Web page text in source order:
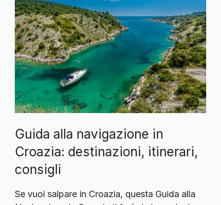
Guida alla navigazione in
Croazia: destinazioni, itinerari,
consigli
Se vuoi salpare in Croazia, questa Guida alla